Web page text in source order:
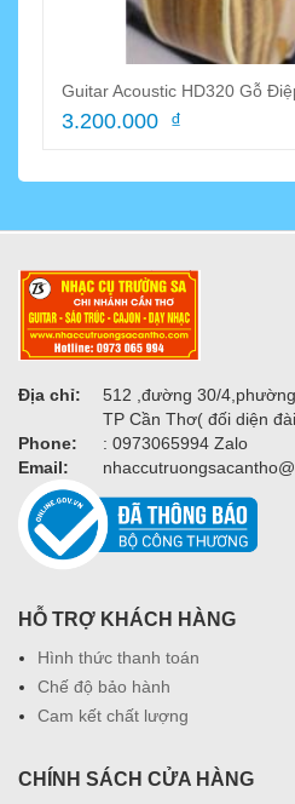
Guitar Acoustic HD320 Gỗ
3.200.000 ₫
Địa chỉ:
512 ,đường 30/
TP Cần Thơ( đối diện
Phone:
: 0973065994 Zalo
Email:
HỖ TRỢ KHÁCH HÀNG
Hình thức thanh toán
Chế độ bảo hành
Cam kết chất lượng
CHÍNH SÁCH CỬA HÀNG